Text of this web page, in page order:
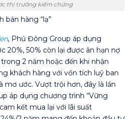
thị trường kiểm chứng
bán hàng “lạ”
, Phú Đông Group áp dụng
20%, 50% còn lại được ân hạn nợ
2 năm hoặc đến khi nhận
khách hàng với vốn tích luỹ ban
mơ ước. Vượt trội hơn, đây là lần
áp dụng chương trình “Vững
kết mua lại với lãi suất